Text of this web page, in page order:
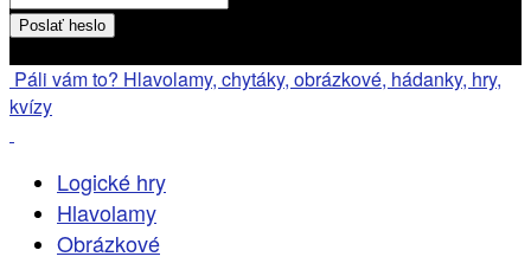
Páli vám to? Hlavolamy, chytáky, obrázkové, hádanky, hry,
kvízy
Logické hry
Hlavolamy
Obrázkové